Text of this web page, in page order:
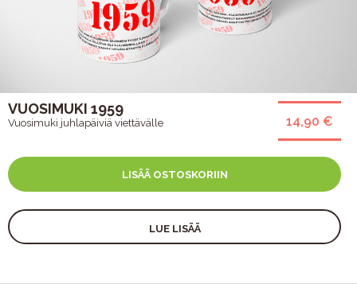
14,90 €
VUOSIMUKI 1959
Vuosimuki juhlapäiviä viettävälle
LISÄÄ OSTOSKORIIN
LUE LISÄÄ